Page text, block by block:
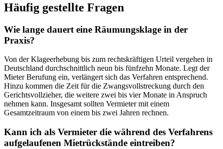
Häufig gestellte Fragen
Wie lange dauert eine Räumungsklage in der
Praxis?
Von der Klageerhebung bis zum rechtskräftigen Urteil vergehen in
Deutschland durchschnittlich neun bis fünfzehn Monate. Legt der
Mieter Berufung ein, verlängert sich das Verfahren entsprechend.
Hinzu kommen die Zeit für die Zwangsvollstreckung durch den
Gerichtsvollzieher, die weitere zwei bis vier Monate in Anspruch
nehmen kann. Insgesamt sollten Vermieter mit einem
Gesamtzeitraum von einem bis zwei Jahren rechnen.
Kann ich als Vermieter die während des Verfahrens
aufgelaufenen Mietrückstände eintreiben?